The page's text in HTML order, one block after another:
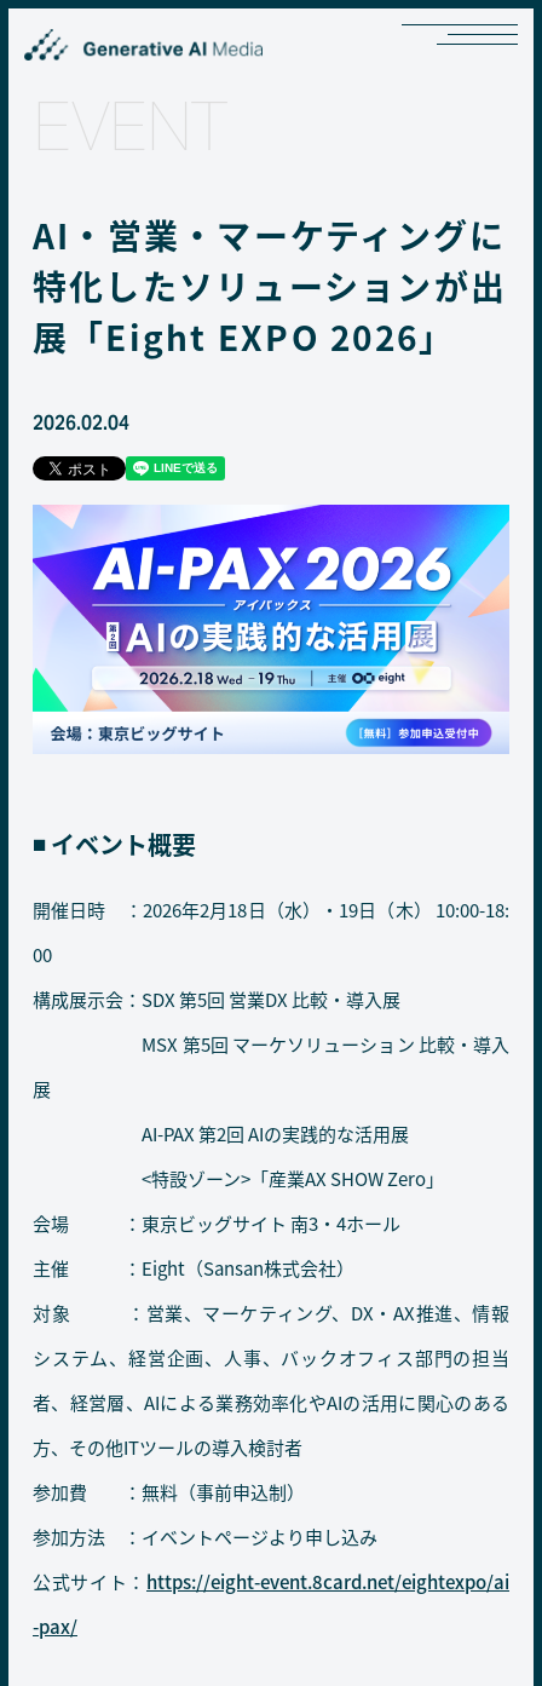
EVENT
AI・営業・マーケティングに
特化したソリューションが出
展「Eight EXPO 2026」
2026.02.04
◾️ イベント概要
開催日時 ：2026年2月18日（水）・19日（木） 10:00-18:
00
構成展示会：SDX 第5回 営業DX 比較・導入展
MSX 第5回 マーケソリューション 比較・導入
展
AI-PAX 第2回 AIの実践的な活用展
<特設ゾーン>「産業AX SHOW Zero」
会場 ：東京ビッグサイト 南3・4ホール
主催 ：Eight（Sansan株式会社）
対象 ：営業、マーケティング、DX・AX推進、情報
システム、経営企画、人事、バックオフィス部門の担当
者、経営層、AIによる業務効率化やAIの活用に関心のある
方、その他ITツールの導入検討者
参加費 ：無料（事前申込制）
参加方法 ：イベントページより申し込み
公式サイト： https://eight-event.8card.net/eightexpo/ai
-pax/